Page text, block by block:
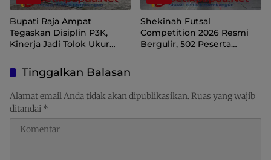
Bupati Raja Ampat
Tegaskan Disiplin P3K,
Kinerja Jadi Tolok Ukur
Shekinah Futsal
Competition 2026 Resmi
Bergulir, 502 Peserta
Tinggalkan Balasan
Alamat email Anda tidak akan dipublikasikan. Ruas yang wajib
ditandai *